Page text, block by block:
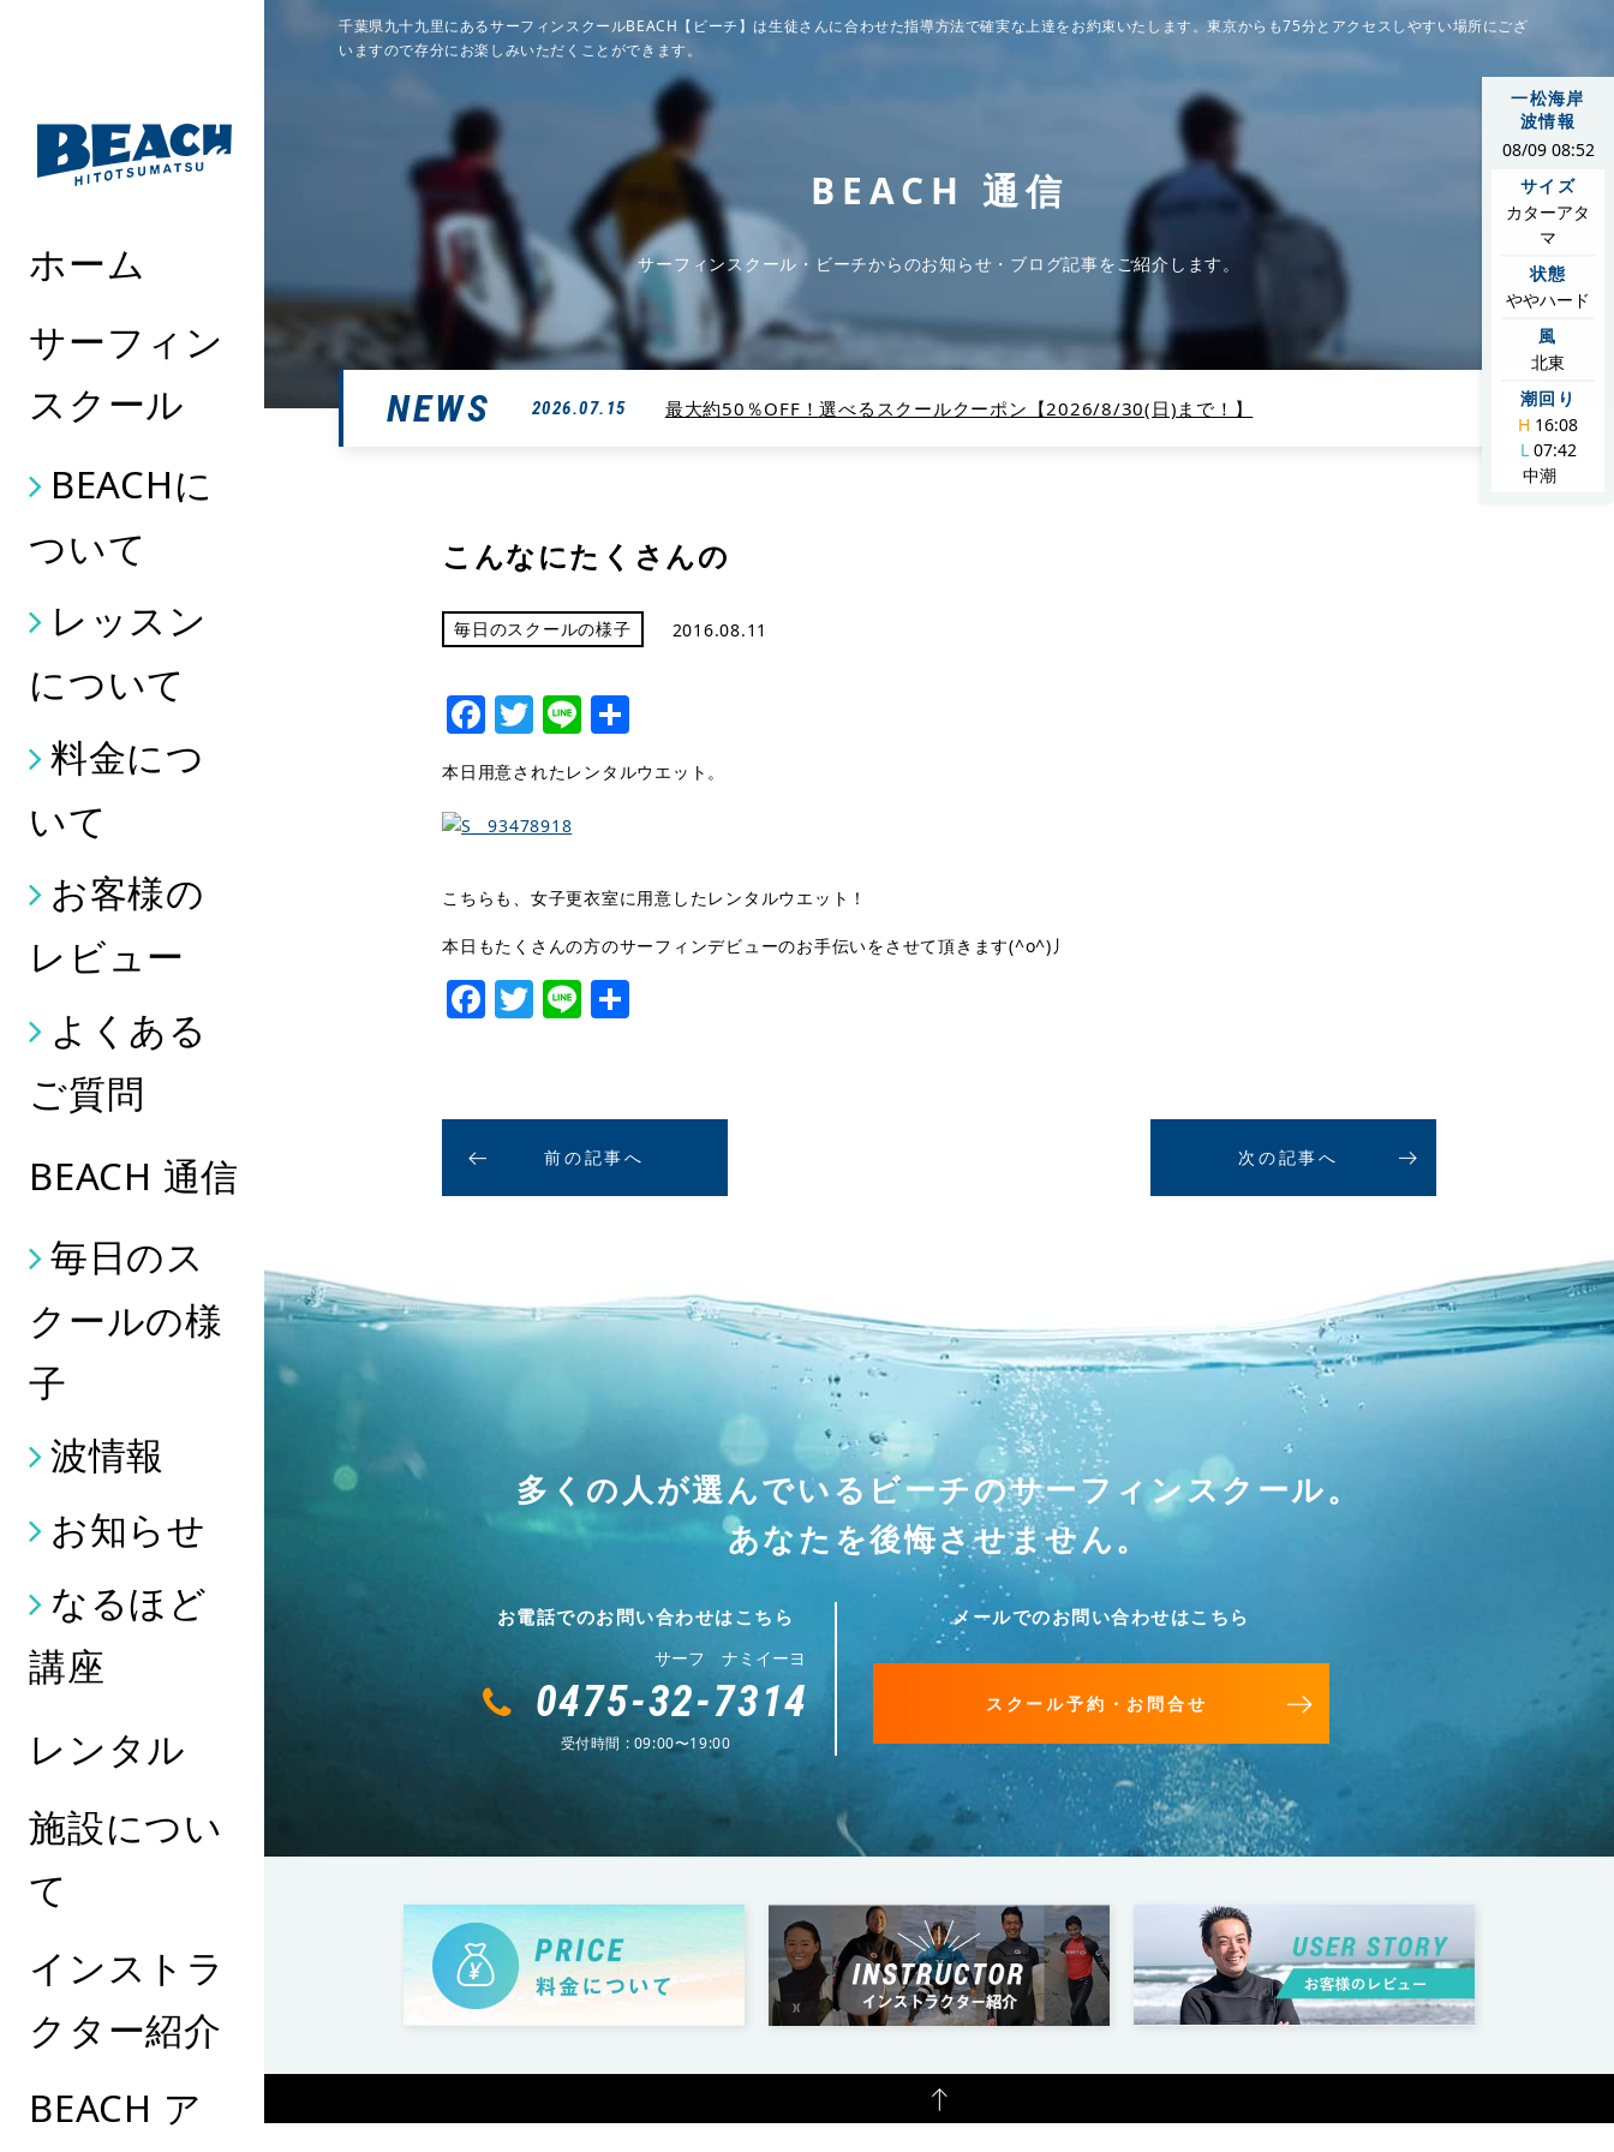
ホーム
サーフィン
スクール
BEACHに
ついて
レッスン
について
料金につ
いて
お客様の
レビュー
よくある
ご質問
BEACH 通信
毎日のス
クールの様
子
波情報
お知らせ
なるほど
講座
レンタル
施設につい
て
インストラ
クター紹介
BEACH ア
一松海岸
波情報
08/09 08:52
サイズ
カターアタ
マ
状態
ややハード
風
北東
潮回り
H 16:08
L07:42
中潮
千葉県九十九里にあるサーフィンスクールBEACH【ビーチ】は生徒さんに合わせた指導方法で確実な上達をお約束いたします。東京からも75分とアクセスしやすい場所にござ
いますので存分にお楽しみいただくことができます。
BEACH 通信
サーフィンスクール・ビーチからのお知らせ・ブログ記事をご紹介します。
NEWS 2026.07.15 最大約50％OFF！選べるスクールクーポン【2026/8/30(日)まで！】
こんなにたくさんの
毎日のスクールの様子 2016.08.11
Facebook
Twitter
Line
有
本日用意されたレンタルウエット。
こちらも、女子更衣室に用意したレンタルウエット！
本日もたくさんの方のサーフィンデビューのお手伝いをさせて頂きます(^o^)丿
Facebook
Twitter
Line
前の記事へ 次の記事へ
多くの人が選んでいるビーチのサーフィンスクール。
あなたを後悔させません。
お電話でのお問い合わせはこちら
サーフ ナミイーヨ
0475-32-7314
受付時間 : 09:00〜19:00
メールでのお問い合わせはこちら
スクール予約・お問合せ